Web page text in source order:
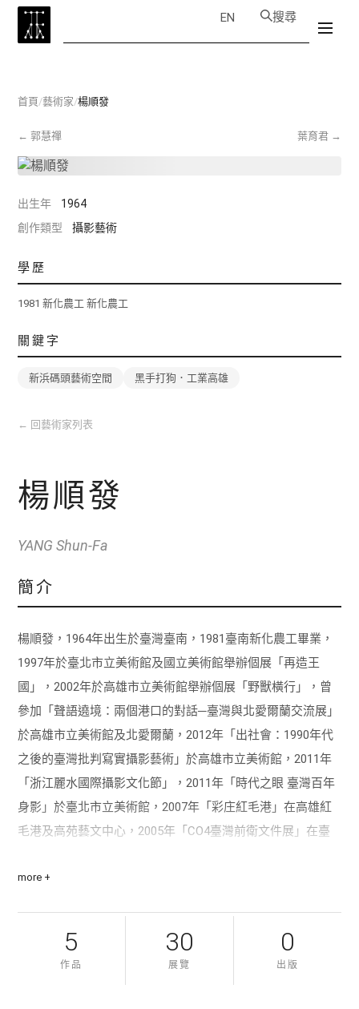
EN 搜尋
首頁/藝術家/楊順發
←郭慧禪 葉育君→
出生年
1964
創作類型
攝影藝術
學歷
1981 新化農工 新化農工
關鍵字
新浜碼頭藝術空間 黑手打狗．工業高雄
← 回藝術家列表
楊順發
YANG Shun-Fa
簡介
楊順發，1964年出生於臺灣臺南，1981臺南新化農工畢業，
1997年於臺北市立美術館及國立美術館舉辦個展「再造王
國」，2002年於高雄市立美術館舉辦個展「野獸橫行」，曾
參加「聲語遶境：兩個港口的對話─臺灣與北愛爾蘭交流展」
於高雄市立美術館及北愛爾蘭，2012年「出社會：1990年代
之後的臺灣批判寫實攝影藝術」於高雄市立美術館，2011年
「浙江麗水國際攝影文化節」，2011年「時代之眼 臺灣百年
身影」於臺北市立美術館，2007年「彩庄紅毛港」在高雄紅
毛港及高苑藝文中心，2005年「CO4臺灣前衛文件展」在臺
會，也曾從事攝影教學及策展等工作。專長為攝影，作品曾
more +
5
作品
30
展覽
0
出版